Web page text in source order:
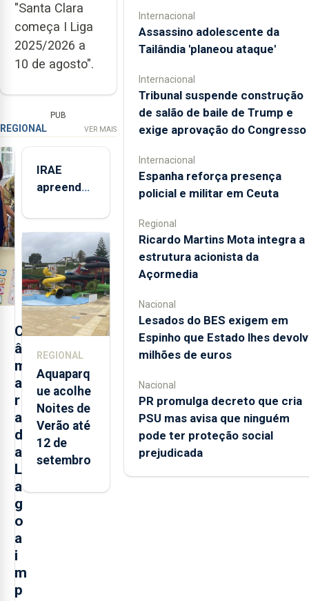
"Santa Clara
começa I Liga
2025/2026 a
10 de agosto".
PUB
REGIONAL VER MAIS
C
â
m
a
r
a
d
a
L
a
g
o
a
i
m
p
IRAE
apreendeu
toneladas
de
alimentos
entre
2021 e
2025 nos
Açores
REGIONAL
Aquaparq
ue acolhe
Noites de
Verão até
12 de
setembro
Internacional
Assassino adolescente da
Tailândia 'planeou ataque'
Internacional
Tribunal suspende construção
de salão de baile de Trump e
exige aprovação do Congresso
Internacional
Espanha reforça presença
policial e militar em Ceuta
Regional
Ricardo Martins Mota integra a
estrutura acionista da
Açormedia
Nacional
Lesados do BES exigem em
Espinho que Estado lhes
milhões de euros
Nacional
PR promulga decreto que cria
PSU mas avisa que ninguém
pode ter proteção social
prejudicada